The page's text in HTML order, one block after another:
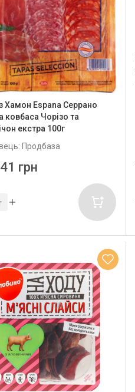
Хамон Espana Серрано
ковбаса Чорізо та
екстра 100г
Продбаза
грн